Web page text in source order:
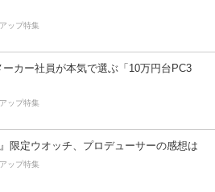
ップ特集
ーカー社員が本気で選ぶ「10万円台PC3
ップ特集
』限定ウオッチ、プロデューサーの感想は
ップ特集